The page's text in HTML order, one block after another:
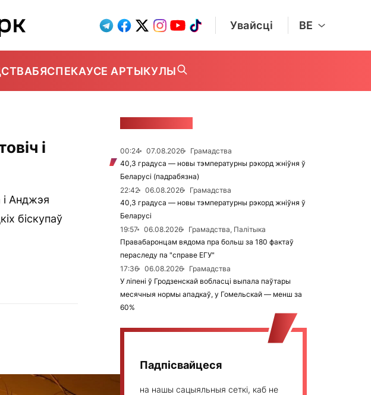
Увайсці BE
БЯСПЕКАУСЕ АРТЫКУЛЫ
і
і Анджэя
біскупаў
00:24 07.08.2026
Грамадства
40,3 градуса — новы тэмпературны рэкорд жніўня ў
Беларусі (падрабязна)
22:42
06.08.2026
Грамадства
40,3 градуса — новы тэмпературны рэкорд жніўня ў
Беларусі
19:57
06.08.2026
Грамадства, Палітыка
Правабаронцам вядома пра больш за 180 фактаў
пераследу па "справе ЕГУ"
17:36
06.08.2026
Грамадства
У ліпені ў Гродзенскай вобласці выпала паўтары
месячныя нормы ападкаў, у Гомельскай — менш за
60%
Падпісвайцеся
на нашы сацыяльныя сеткі, каб не